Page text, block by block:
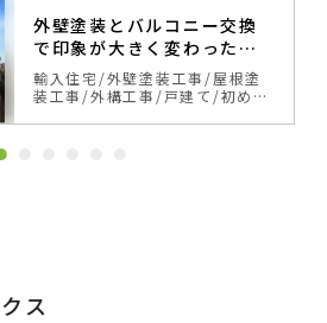
外壁塗装とバルコニー交換
で印象が大きく変わったス
ウェーデンハウス
輸入住宅 外壁塗装工事
屋根塗
装工事 外構工事 戸建て 初めて
ジュ・ブラウン系 カラーシミュ
ス